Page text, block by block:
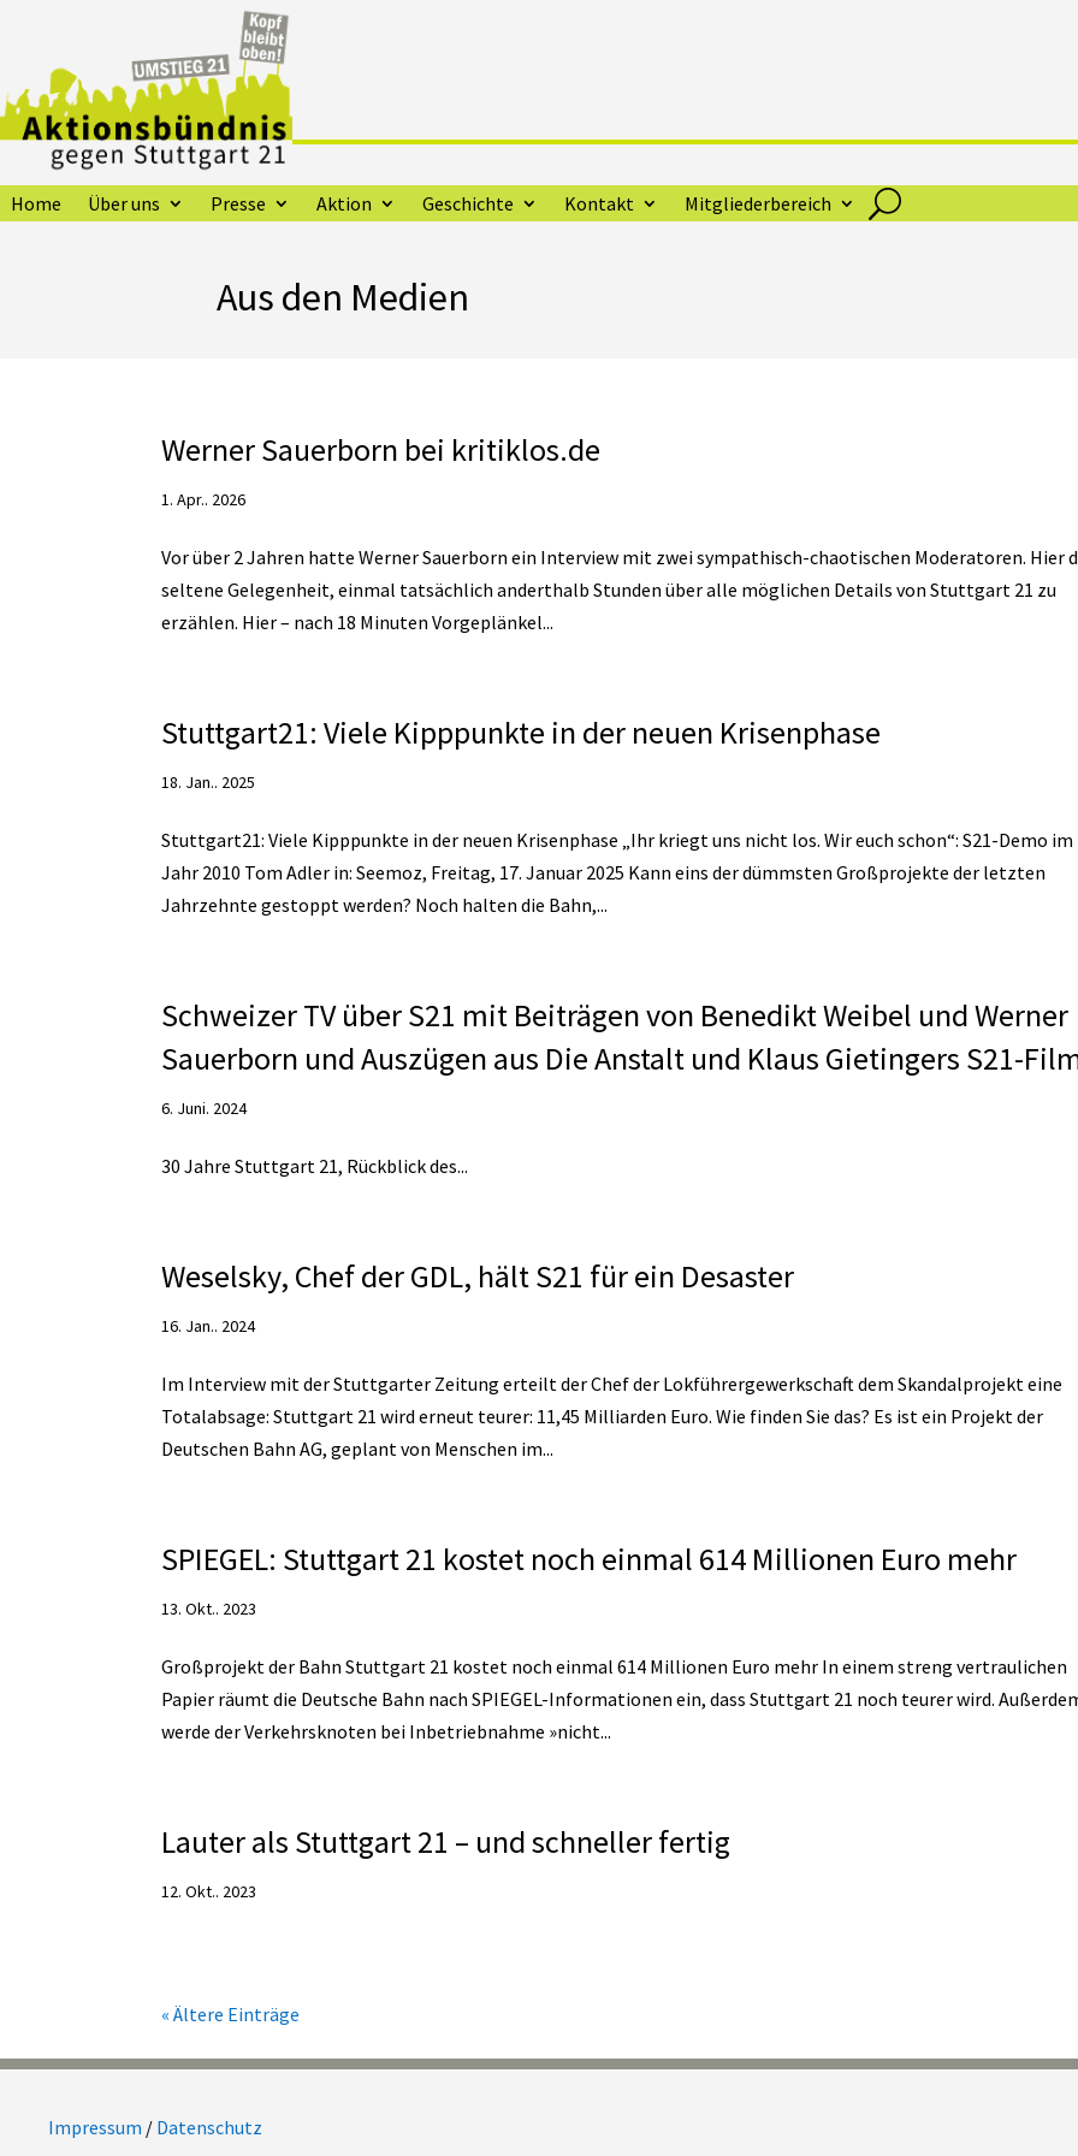
Home Über uns Presse Aktion Geschichte Kontakt Mitgliederbereich
Aus den Medien
Werner Sauerborn bei kritiklos.de
1. Apr.. 2026
Vor über 2 Jahren hatte Werner Sauerborn ein Interview mit zwei sympathisch-chaotischen Moderatoren. Hier
seltene Gelegenheit, einmal tatsächlich anderthalb Stunden über alle möglichen Details von Stuttgart 21 zu
erzählen. Hier – nach 18 Minuten Vorgeplänkel...
Stuttgart21: Viele Kipppunkte in der neuen Krisenphase
18. Jan.. 2025
Stuttgart21: Viele Kipppunkte in der neuen Krisenphase „Ihr kriegt uns nicht los. Wir euch schon“: S21-Demo im
Jahr 2010 Tom Adler in: Seemoz, Freitag, 17. Januar 2025 Kann eins der dümmsten Großprojekte der letzten
Jahrzehnte gestoppt werden? Noch halten die Bahn,...
Schweizer TV über S21 mit Beiträgen von Benedikt Weibel und Werner
Sauerborn und Auszügen aus Die Anstalt und Klaus Gietingers S21-
6. Juni. 2024
30 Jahre Stuttgart 21, Rückblick des...
Weselsky, Chef der GDL, hält S21 für ein Desaster
16. Jan.. 2024
Im Interview mit der Stuttgarter Zeitung erteilt der Chef der Lokführergewerkschaft dem Skandalprojekt eine
Totalabsage: Stuttgart 21 wird erneut teurer: 11,45 Milliarden Euro. Wie finden Sie das? Es ist ein Projekt der
Deutschen Bahn AG, geplant von Menschen im...
SPIEGEL: Stuttgart 21 kostet noch einmal 614 Millionen Euro mehr
13. Okt.. 2023
Großprojekt der Bahn Stuttgart 21 kostet noch einmal 614 Millionen Euro mehr In einem streng vertraulichen
Papier räumt die Deutsche Bahn nach SPIEGEL-Informationen ein, dass Stuttgart 21 noch teurer wird.
werde der Verkehrsknoten bei Inbetriebnahme »nicht...
Lauter als Stuttgart 21 – und schneller fertig
12. Okt.. 2023
« Ältere Einträge
Impressum / Datenschutz